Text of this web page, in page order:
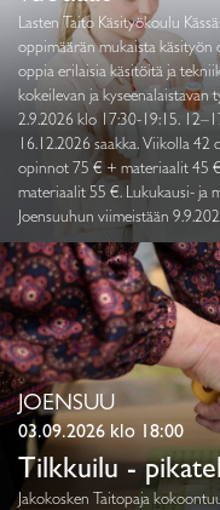
Lasten Taito Käsityökoulu
oppimäärän mukaista käsityön
oppia erilaisia käsitöitä ja
kokeilevan ja kyseenalaistavan
2.9.2026 klo 17:30-19:15.
16.12.2026 saakka. Viikolla 42
opinnot 75 € + materiaalit 45
materiaalit 55 €. Lukukausi- ja
Joensuuhun viimeistään
JOENSUU
03.09.2026 klo 18:00
Tilkkuilu -
Jakokosken Taitopaja